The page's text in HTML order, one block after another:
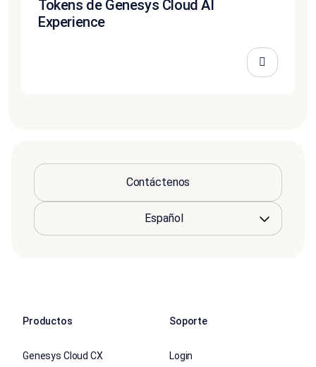
Tokens de Genesys Cloud AI
Experience
Contáctenos
Productos
Genesys Cloud CX
Soporte
Login